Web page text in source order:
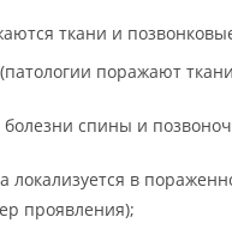
ткани и
поражают
спины и
локализуется в
проявления);